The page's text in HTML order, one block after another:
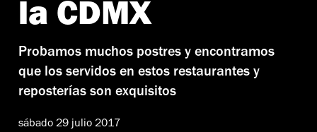
la CDMX
Probamos muchos postres y encontramos
que los servidos en estos restaurantes y
reposterías son exquisitos
sábado 29 julio 2017